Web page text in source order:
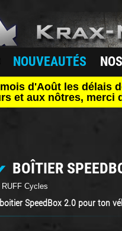
NOUVEAUTÉS
mois d'Août les
et aux nôtres, merci
BOÎTIER
RUFF Cycles
SpeedBox 2.0 pour ton